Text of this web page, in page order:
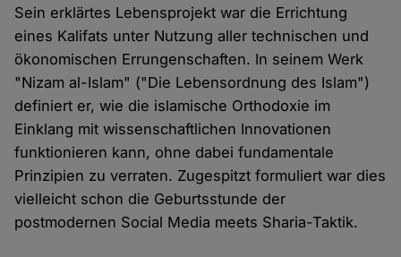
Sein erklärtes Lebensprojekt war die Errichtung
eines Kalifats unter Nutzung aller technischen und
ökonomischen Errungenschaften. In seinem Werk
"Nizam al-Islam" ("Die Lebensordnung des Islam")
definiert er, wie die islamische Orthodoxie im
Einklang mit wissenschaftlichen Innovationen
funktionieren kann, ohne dabei fundamentale
Prinzipien zu verraten. Zugespitzt formuliert war dies
vielleicht schon die Geburtsstunde der
postmodernen Social Media meets Sharia-Taktik.